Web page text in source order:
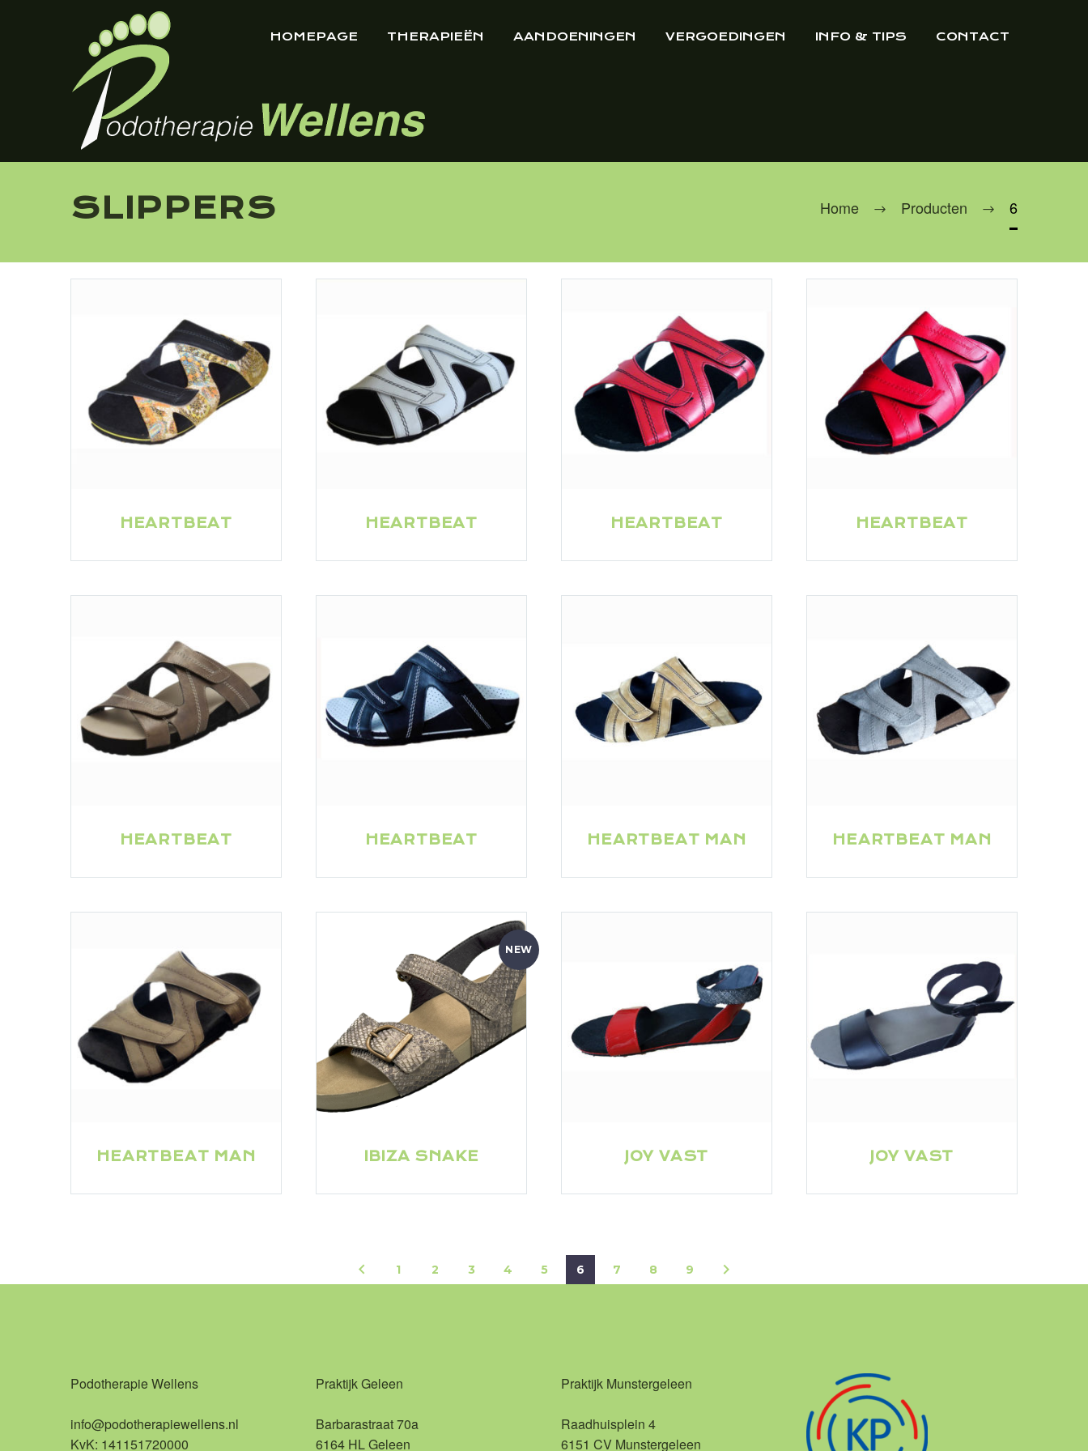
HOMEPAGE THERAPIEËN AANDOENINGEN VERGOEDINGEN INFO & TIPS CONTACT
SLIPPERS Home Producten 6
HEARTBEAT HEARTBEAT HEARTBEAT HEARTBEAT
HEARTBEAT HEARTBEAT HEARTBEAT MAN HEARTBEAT MAN
HEARTBEAT MAN
NEW
IBIZA SNAKE JOY VAST JOY VAST
1 2 3 4 5 6 7 8 9
Podotherapie Wellens
info@podotherapiewellens.nl
KvK: 141151720000
Praktijk Geleen
Barbarastraat 70a
6164 HL Geleen
Praktijk Munstergeleen
Raadhuisplein 4
6151 CV Munstergeleen